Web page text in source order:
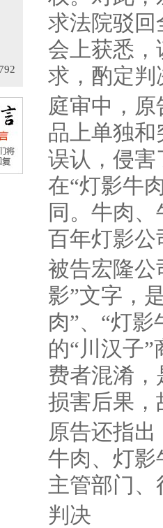
求法院驳回
会上获悉
求，酌定判
庭审中，
品上单独和
误认，侵害
在“灯影牛
同。牛肉
百年灯影公
被告宏隆公
影”文字，
肉”、“灯
的“川汉子
费者混淆
损害后果，
原告还指
牛肉、灯影
主管部门
判决